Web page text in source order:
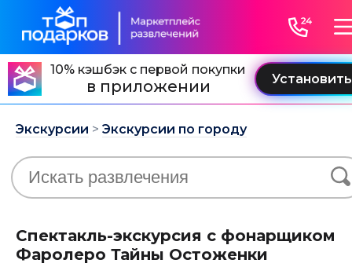
10% кэшбэк с первой покупки
в приложении
Экскурсии > Экскурсии по городу
Спектакль-экскурсия с фонарщиком
Фаролеро Тайны Остоженки